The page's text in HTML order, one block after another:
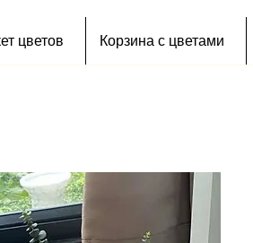
цветов Корзина с цветами